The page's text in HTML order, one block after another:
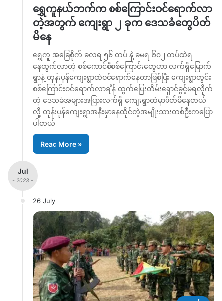
ရွှေကူနယ်ဘက်က စစ်ကြောင်းဝင်ရောက်လာ
တဲ့အတွက် ကျေးရွာ ၂ ခုက ဒေသခံတွေပိတ်
မိနေ
ရွှေကူ အခြေစိုက် ခလရ ၅၆ တပ် နဲ့ ခမရ ၆၀၂ တပ်ထဲရ
နေထွက်လာတဲ့ စစ်ကောင်စီစစ်ကြောင်းတွေဟာ လက်ရှိမြောက်
ရွာနဲ့ တုန်းပုန်ကျေးရွာထဲဝင်ရောက်နေတာဖြစ်ပြီး ကျေးရွာတွင်း
စစ်ကြောင်းဝင်ရောက်လာချိန် ထွက်ပြေးတိမ်းရှောင်ခွင့်မရလိုက်
တဲ့ ဒေသခံအများအပြားလက်ရှိ ကျေးရွာထဲမှာပိတ်မိနေတယ်
လို့ တုန်းပုန်ကျေးရွာအနီးမှာနေထိုင်တဲ့အမျိုးသားတစ်ဦးကပြော
ပါတယ်
Read More »
Jul
- 2023 -
26 July